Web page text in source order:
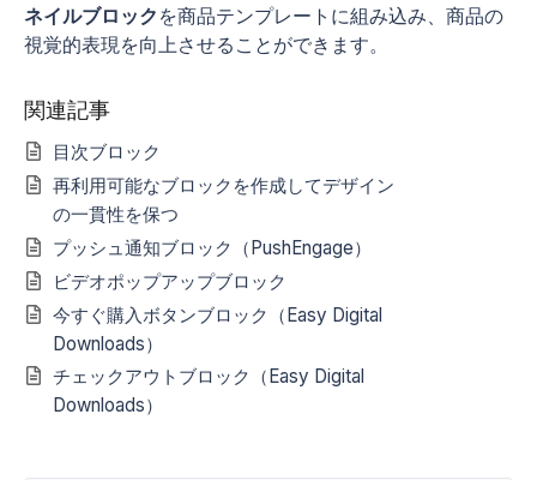
ネイルブロック を商品テンプレートに組み込み、商品の
視覚的表現を向上させることができます。
関連記事
目次ブロック
再利用可能なブロックを作成してデザイン
の一貫性を保つ
プッシュ通知ブロック（PushEngage）
ビデオポップアップブロック
今すぐ購入ボタンブロック（Easy Digital
Downloads）
チェックアウトブロック（Easy Digital
Downloads）